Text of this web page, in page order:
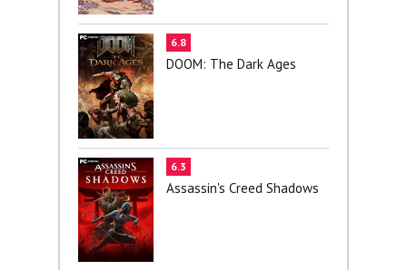
6.8
DOOM: The Dark Ages
6.3
Assassin's Creed Shadows